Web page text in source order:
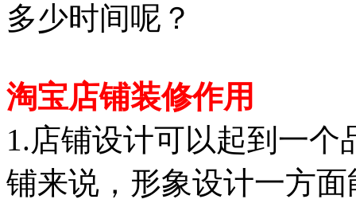
多少时间呢？
淘宝店铺装修作用
1.店铺设计可以起到一
铺来说，形象设计一方